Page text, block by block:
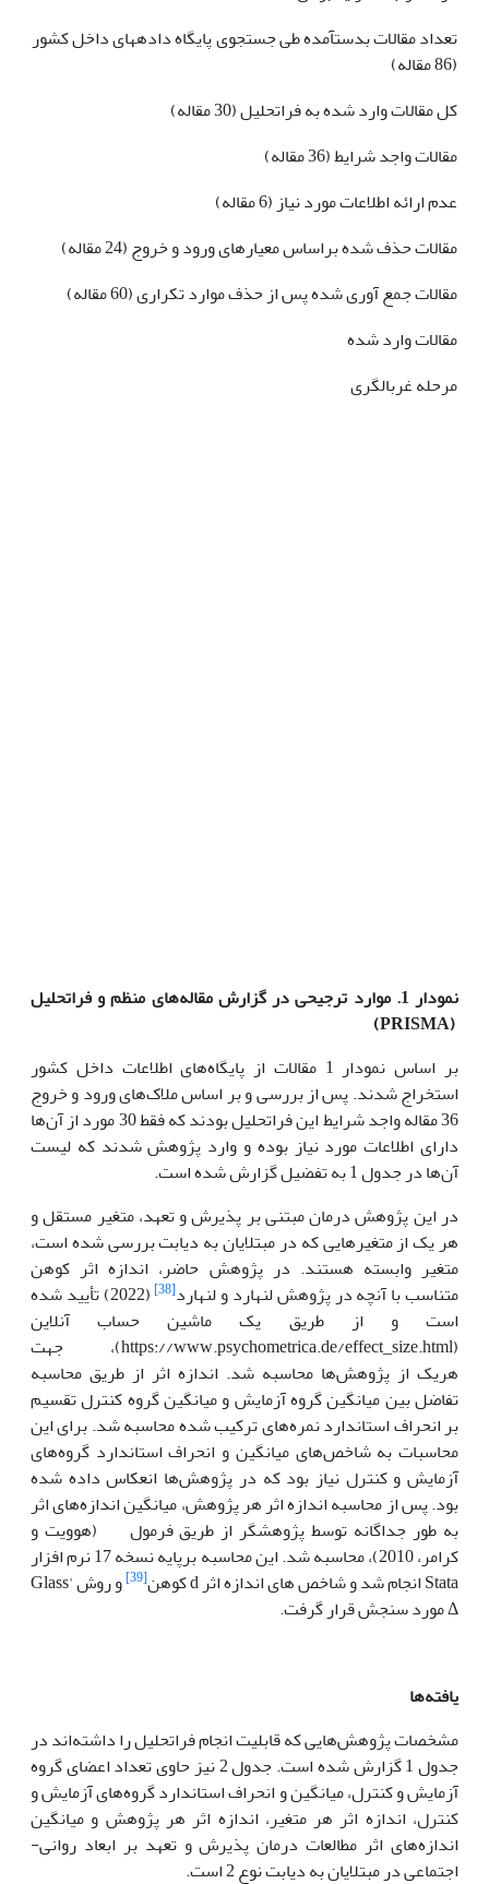
تعداد مقالات بدست­آمده طی جستجوی پایگاه داده­های داخل کشور
(86 مقاله)
کل مقالات وارد شده به فراتحلیل (30 مقاله)
مقالات واجد شرایط (36 مقاله)
عدم ارائه اطلاعات مورد نیاز (6 مقاله)
مقالات حذف شده براساس معیارهای ورود و خروج (24 مقاله)
مقالات جمع آوری شده پس از حذف موارد تکراری (60 مقاله)
مقالات وارد شده
مرحله غربالگری
نمودار 1. موارد ترجیحی در گزارش مقاله‌های منظم و فراتحلیل
(
PRISMA
)
بر اساس نمودار 1 مقالات از پایگاه‌های اطلاعات داخل کشور
استخراج شدند. پس از بررسی و بر اساس ملاک‌های ورود و خروج
36 مقاله واجد شرایط این فراتحلیل بودند که فقط 30 مورد از آن‌ها
دارای اطلاعات مورد نیاز بوده و وارد پژوهش شدند که لیست
آن‌ها در جدول 1 به تفضیل گزارش شده است.
در این پژوهش درمان مبتنی بر پذیرش و تعهد، متغیر مستقل و
هر یک از متغیرهایی که در مبتلایان به دیابت بررسی شده است،
متغیر وابسته هستند. در پژوهش حاضر، اندازه اثر کوهن
متناسب با آنچه در پژوهش لنهارد و لنهارد[38]
(2022) تأیید شده
است و از طریق یک ماشین حساب آنلاین
(https://www.psychometrica.de/effect_size.html)، جهت
هریک از پژوهش‌ها محاسبه شد. اندازه اثر از طریق محاسبه
تفاضل بین میانگین گروه آزمایش و میانگین گروه کنترل تقسیم
بر انحراف استاندارد نمره‌های ترکیب شده محاسبه شد. برای این
محاسبات به شاخص‌های میانگین و انحراف استاندارد گروه‌های
آزمایش و کنترل نیاز بود که در پژوهش‌ها انعکاس داده شده
بود. پس از محاسبه اندازه اثر هر پژوهش، میانگین اندازه‌های اثر
به طور جداگانه توسط پژوهشگر از طریق فرمول (هوویت و
کرامر، 2010)، محاسبه شد. این محاسبه برپایه نسخه 17 نرم افزار
Stata انجام شد و شاخص های اندازه اثر d کوهن
[39]
و روش Glass'
Δ مورد سنجش قرار گرفت.
یافته‌ها
مشخصات پژوهش‌هایی که قابلیت انجام فراتحلیل را داشته‌اند در
جدول 1 گزارش شده است. جدول 2 نیز حاوی تعداد اعضای گروه
آزمایش و کنترل، میانگین و انحراف استاندارد گروه‌های آزمایش و
کنترل، اندازه اثر هر متغیر، اندازه اثر هر پژوهش و میانگین
اندازه‌های اثر مطالعات درمان پذیرش و تعهد بر ابعاد روانی-
اجتماعی در مبتلایان به دیابت نوع 2 است.